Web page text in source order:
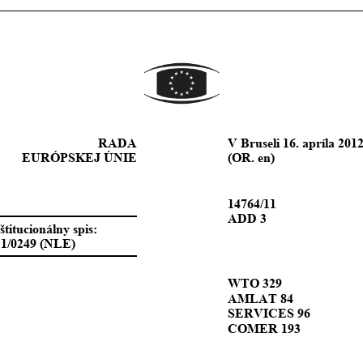
RADA
EURÓPSKEJ ÚNIE
V Bruseli 16. apríla
(OR. en)
spis:
0249 (NLE)
14764/11
ADD 3
WTO 329
AMLAT 84
SERVICES 96
COMER 193